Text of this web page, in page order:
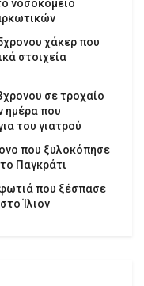
νοσοκομείο
χάκερ που
στοιχεία
σε τροχαίο
ημέρα που
του γιατρού
που ξυλοκόπησε
Παγκράτι
που ξέσπασε
Ίλιον